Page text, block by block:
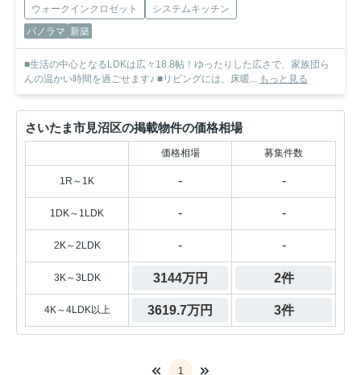
ウォークインクロゼット
システムキッチン
パノラマ 新築
■生活の中心となるLDKは広々18.8帖！ゆったりした広さで、家族団ら
んの温かい時間を過ごせます♪ ■リビングには、床暖... もっと見る
さいたま市見沼区の掲載物件の価格相場
価格相場 募集件数
1R～1K - -
1DK～1LDK - -
2K～2LDK - -
3K～3LDK 3144万円 2件
4K～4LDK以上 3619.7万円 3件
1